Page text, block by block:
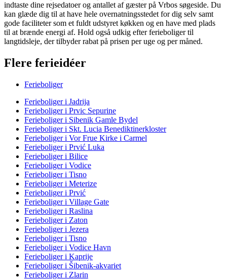
indtaste dine rejsedatoer og antallet af gæster på Vrbos søgeside. Du
kan glæde dig til at have hele overnatningsstedet for dig selv samt
gode faciliteter som et fuldt udstyret køkken og en have med plads
til at brænde energi af. Hold også udkig efter ferieboliger til
langtidsleje, der tilbyder rabat på prisen per uge og per måned.
Flere ferieidéer
Ferieboliger
Ferieboliger i Jadrija
Ferieboliger i Prvic Sepurine
Ferieboliger i Sibenik Gamle Bydel
Ferieboliger i Skt. Lucia Benediktinerkloster
Ferieboliger i Vor Frue Kirke i Carmel
Ferieboliger i Prvić Luka
Ferieboliger i Bilice
Ferieboliger i Vodice
Ferieboliger i Tisno
Ferieboliger i Meterize
Ferieboliger i Prvić
Ferieboliger i Village Gate
Ferieboliger i Raslina
Ferieboliger i Zaton
Ferieboliger i Jezera
Ferieboliger i Tisno
Ferieboliger i Vodice Havn
Ferieboliger i Kaprije
Ferieboliger i Šibenik-akvariet
Ferieboliger i Zlarin